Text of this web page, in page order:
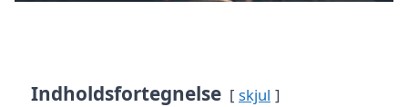
Indholdsfortegnelse skjul